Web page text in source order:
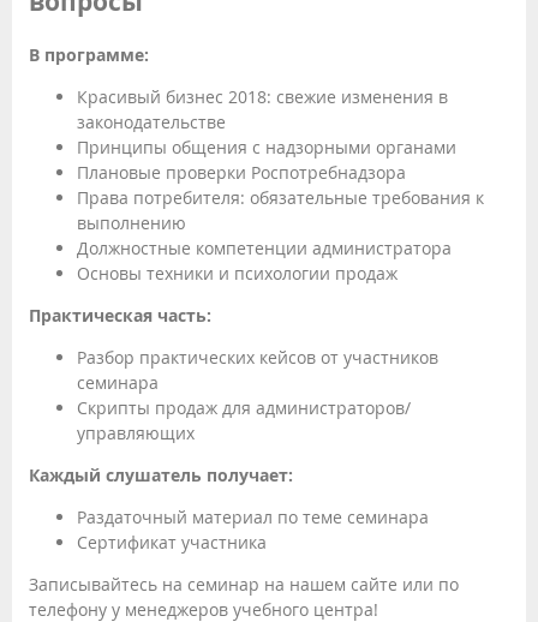
В программе:
Красивый бизнес 2018: свежие изменения в
законодательстве
Принципы общения с надзорными органами
Плановые проверки Роспотребнадзора
Права потребителя: обязательные требования к
выполнению
Должностные компетенции администратора
Основы техники и психологии продаж
Практическая часть:
Разбор практических кейсов от участников
семинара
Скрипты продаж для администраторов/
управляющих
Каждый слушатель получает:
Раздаточный материал по теме семинара
Сертификат участника
Записывайтесь на семинар на нашем сайте или по
телефону у менеджеров учебного центра!